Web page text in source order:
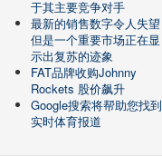
于其主要竞争对手
最新的销售数字令人失望
但是一个重要市场正在显
示出复苏的迹象
FAT品牌收购Johnny
Rockets 股价飙升
Google搜索将帮助您找到
实时体育报道